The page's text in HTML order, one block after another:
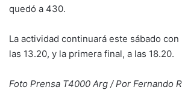
quedó a 430.
La actividad continuará este sábado
las 13.20, y la primera final, a las 18.20.
Foto Prensa T4000 Arg / Por Fernando